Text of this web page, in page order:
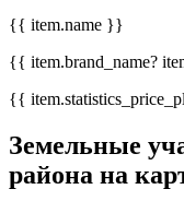
{{ item.name }}
{{ item.brand_name?
{{
Земельные
района на